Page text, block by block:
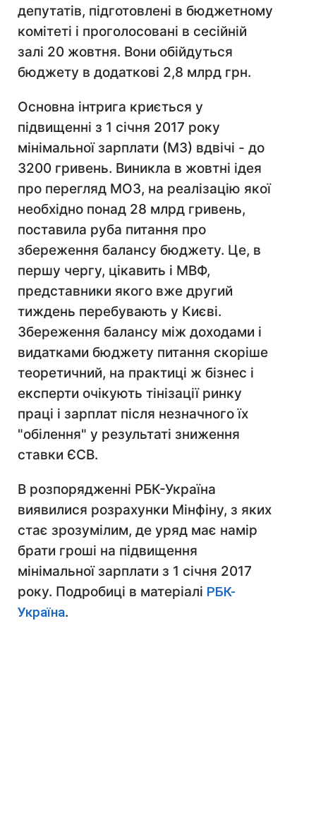
депутатів, підготовлені в бюджетному
комітеті і проголосовані в сесійній
залі 20 жовтня. Вони обійдуться
бюджету в додаткові 2,8 млрд грн.
Основна інтрига криється у
підвищенні з 1 січня 2017 року
мінімальної зарплати (МЗ) вдвічі - до
3200 гривень. Виникла в жовтні ідея
про перегляд МОЗ, на реалізацію якої
необхідно понад 28 млрд гривень,
поставила руба питання про
збереження балансу бюджету. Це, в
першу чергу, цікавить і МВФ,
представники якого вже другий
тиждень перебувають у Києві.
Збереження балансу між доходами і
видатками бюджету питання скоріше
теоретичний, на практиці ж бізнес і
експерти очікують тінізації ринку
праці і зарплат після незначного їх
"обілення" у результаті зниження
ставки ЄСВ.
В розпорядженні РБК-Україна
виявилися розрахунки Мінфіну, з яких
стає зрозумілим, де уряд має намір
брати гроші на підвищення
мінімальної зарплати з 1 січня 2017
року. Подробиці в матеріалі РБК-
Україна.